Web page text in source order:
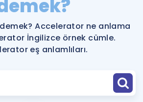
İngilizce Gramer
Accelerator ne anlama
İngilizce örnek cümle.
eş anlamlıları.